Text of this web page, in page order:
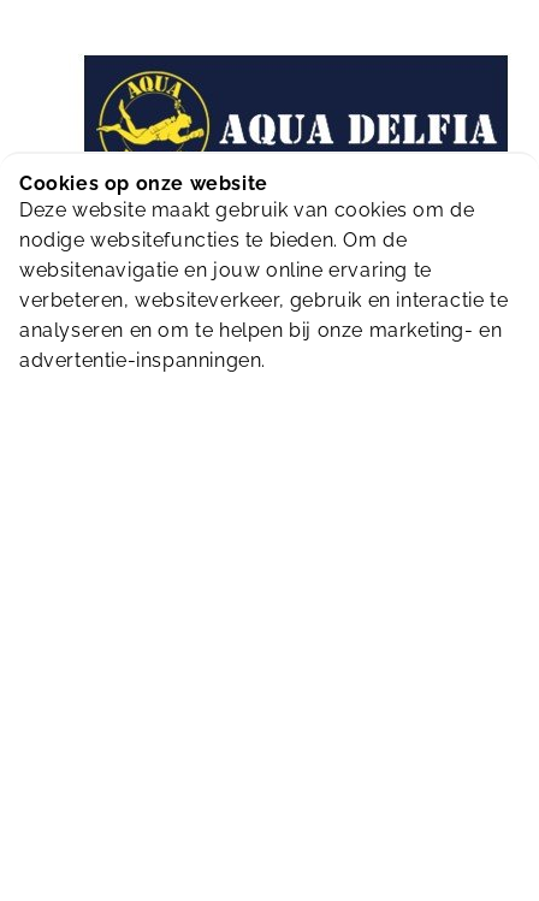
De Delftse Reddingsbrigade
www.delftsereddingsbrigrade.nl
Cookies op onze website
Deze website maakt gebruik van cookies om de
nodige websitefuncties te bieden. Om de
websitenavigatie en jouw online ervaring te
verbeteren, websiteverkeer, gebruik en interactie te
analyseren en om te helpen bij onze marketing- en
advertentie-inspanningen.